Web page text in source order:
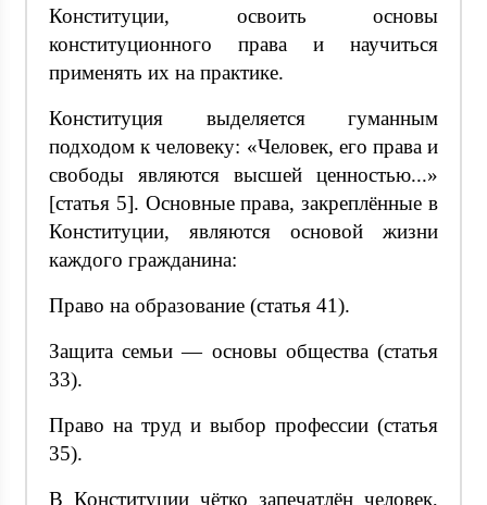
Конституции, освоить основы
конституционного права и научиться
применять их на практике.
Конституция выделяется гуманным
подходом к человеку: «Человек, его права и
свободы являются высшей ценностью...»
[статья 5]. Основные права, закреплённые в
Конституции, являются основой жизни
каждого гражданина:
Право на образование (статья 41).
Защита семьи — основы общества (статья
33).
Право на труд и выбор профессии (статья
35).
В Конституции чётко запечатлён человек,